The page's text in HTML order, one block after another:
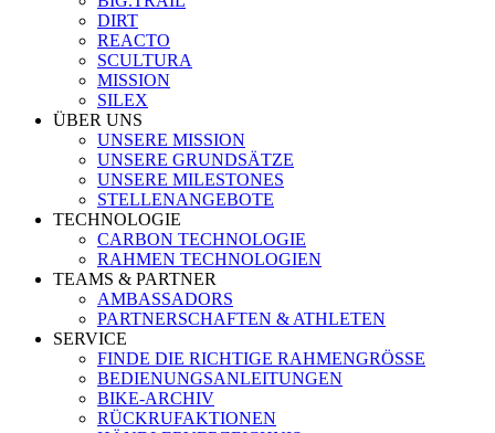
DIRT
REACTO
SCULTURA
MISSION
SILEX
ÜBER UNS
UNSERE MISSION
UNSERE GRUNDSÄTZE
UNSERE MILESTONES
STELLENANGEBOTE
TECHNOLOGIE
CARBON TECHNOLOGIE
RAHMEN TECHNOLOGIEN
TEAMS & PARTNER
AMBASSADORS
PARTNERSCHAFTEN & ATHLETEN
SERVICE
FINDE DIE RICHTIGE RAHMENGRÖSSE
BEDIENUNGSANLEITUNGEN
BIKE-ARCHIV
RÜCKRUFAKTIONEN